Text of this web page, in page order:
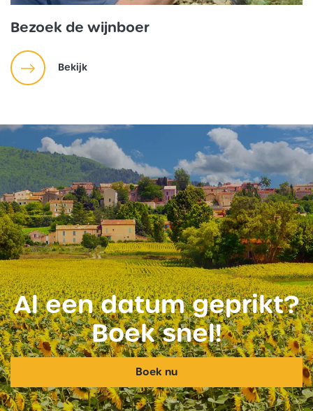
Bezoek de wijnboer
Bekijk
Al een datum geprikt?
Boek snel!
Boek nu